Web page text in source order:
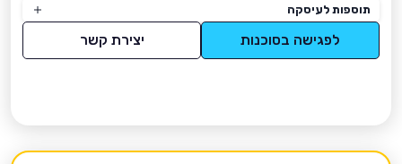
תוספות לעיסקה
לפגישה בסוכנות יצירת קשר